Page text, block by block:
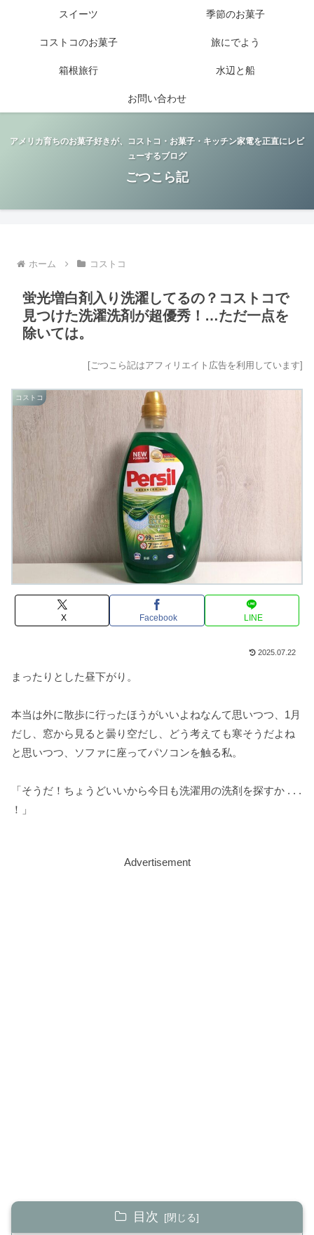
アメリカ育ちのお菓子好きが、コストコ・お菓子・キッチン家電を正直にレビ
ューするブログ
ごつこら記
スイーツ 季節のお菓子
コストコのお菓子 旅にでよう
箱根旅行 水辺と船
お問い合わせ
ホーム コストコ
蛍光増白剤入り洗濯してるの？コストコで
見つけた洗濯洗剤が超優秀！…ただ一点を
除いては。
[ごつこら記はアフィリエイト広告を利用しています]
コストコ
X Facebook LINE
2025.07.22
まったりとした昼下がり。
本当は外に散歩に行ったほうがいいよねなんて思いつつ、1月
だし、窓から見ると曇り空だし、どう考えても寒そうだよね
と思いつつ、ソファに座ってパソコンを触る私。
「そうだ！ちょうどいいから今日も洗濯用の洗剤を探すか . . .
！」
Advertisement
目次